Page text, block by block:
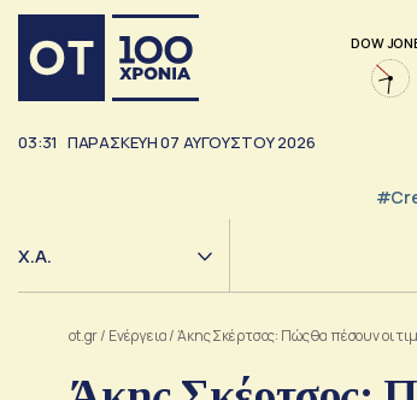
DOW
03:31 ΠΑΡΑΣΚΕΥΗ07 ΑΥΓΟΥΣΤΟΥ2026
Χ.Α.
ot.gr/ Ενέργεια/Άκης Σκέρτσος: Πώς θα πέσουν οι